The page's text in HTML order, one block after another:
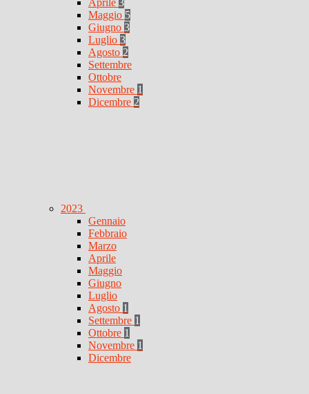
Aprile 3
Maggio 5
Giugno 3
Luglio 3
Agosto 2
Settembre
Ottobre
Novembre 1
Dicembre 2
2023
Gennaio
Febbraio
Marzo
Aprile
Maggio
Giugno
Luglio
Agosto 1
Settembre 1
Ottobre 1
Novembre 1
Dicembre